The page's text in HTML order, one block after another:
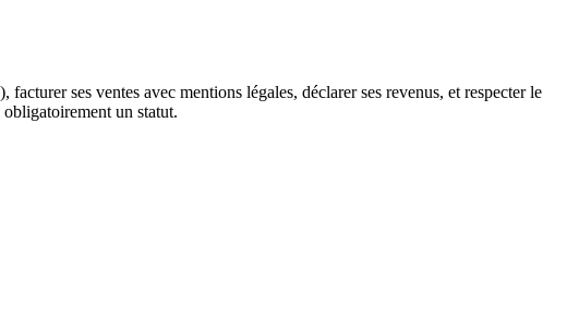
ses ventes avec mentions légales, déclarer ses revenus, et respecter le
un statut.